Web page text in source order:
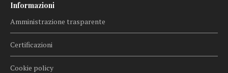
Informazioni
Amministrazione trasparente
Certificazioni
Cookie policy